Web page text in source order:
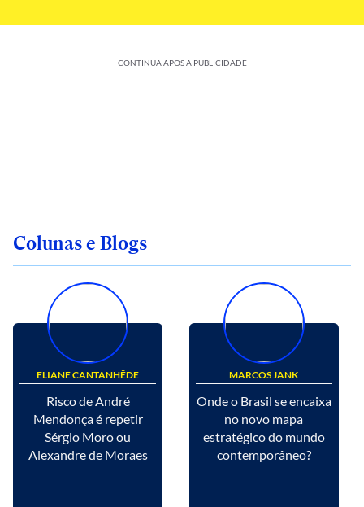
CONTINUA APÓS A PUBLICIDADE
Colunas e Blogs
ELIANE CANTANHÊDE
Risco de André
Mendonça é repetir
Sérgio Moro ou
Alexandre de Moraes
MARCOS JANK
Onde o Brasil se encaixa
no novo mapa
estratégico do mundo
contemporâneo?